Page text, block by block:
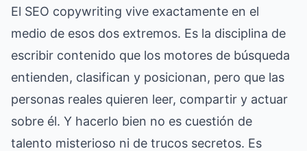
El SEO copywriting vive exactamente en el
medio de esos dos extremos. Es la disciplina de
escribir contenido que los motores de búsqueda
entienden, clasifican y posicionan, pero que las
personas reales quieren leer, compartir y actuar
sobre él. Y hacerlo bien no es cuestión de
talento misterioso ni de trucos secretos. Es